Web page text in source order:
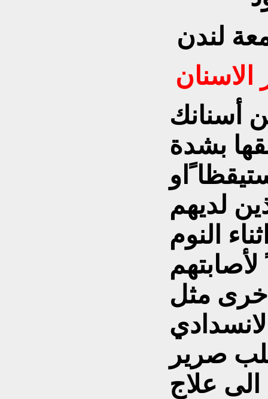
لندن
أسنانك
بشدة
ًاو
لديهم
النوم
لأصابتهم
مثل
صرير
علاج